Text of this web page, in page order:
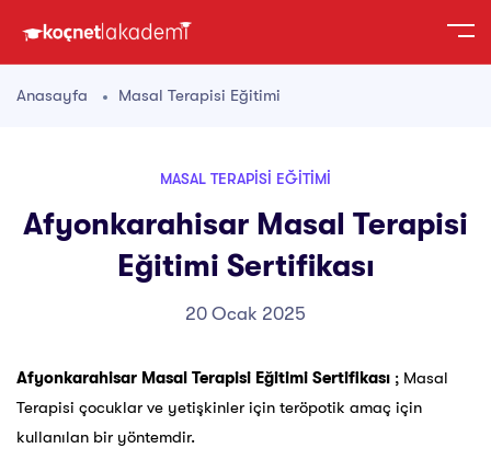
Anasayfa Masal Terapisi Eğitimi
MASAL TERAPISI EĞITIMI
Afyonkarahisar Masal Terapisi
Eğitimi Sertifikası
20 Ocak 2025
Afyonkarahisar Masal Terapisi Eğitimi Sertifikası ; Masal
Terapisi çocuklar ve yetişkinler için teröpotik amaç için
kullanılan bir yöntemdir.